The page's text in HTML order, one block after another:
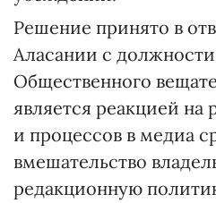
Решение принято в
Аласании с
Общественного
является реакцией на
и процессов в медиа
вмешательство
редакционную